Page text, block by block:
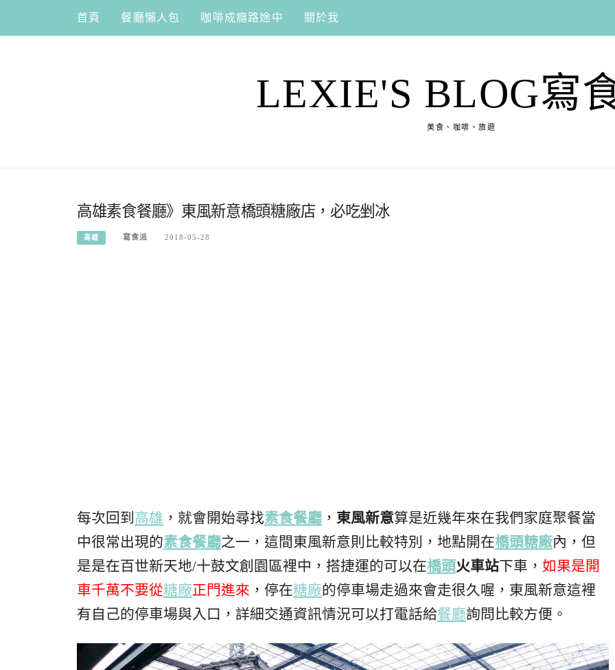
content
首頁 餐廳懶人包 咖啡成癮路途中 關於我
LEXIE'S BLOG寫
美食、咖啡、旅遊
高雄素食餐廳》東風新意橋頭糖廠店，必吃剉冰
高雄 寫食派 2018-05-28
每次回到 高雄 ，就會開始尋找素食餐廳 ， 東風新意算是近幾年來在我們家庭聚餐當
中很常出現的素食餐廳之一，這間東風新意則比較特別，地點開在橋頭糖廠內，但
是是在百世新天地/十鼓文創園區裡中，搭捷運的可以在橋頭火車站下車， 如果是開
車千萬不要從糖廠正門進來 ，停在糖廠的停車場走過來會走很久喔，東風新意這裡
有自己的停車場與入口，詳細交通資訊情況可以打電話給餐廳詢問比較方便。